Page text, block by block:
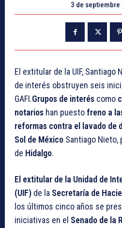
3 de septiembre
El extitular de la UIF, Santiago
de interés obstruyen seis
GAFI.Grupos de interés como
notarios han puestofreno a
reformas contra el lavado de
Sol de México Santiago
de Hidalgo.
El extitular de la Unidad de
(UIF) de la Secretaría de
los últimos cinco años se
iniciativas en el Senado de la